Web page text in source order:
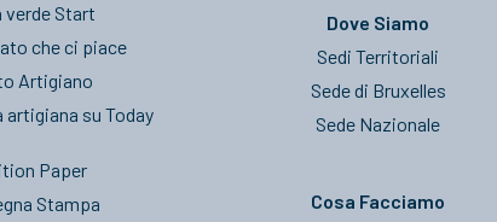
verde Start
che ci piace
Artigiano
artigiana su Today
Paper
Stampa
Dove Siamo
Sedi Territoriali
Sede di Bruxelles
Sede Nazionale
Cosa Facciamo